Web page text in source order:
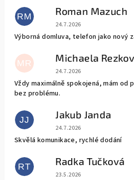
RM Roman Mazuch
Hodnocení obchodu je 5
24.7.2026
Výborná domluva, telefon jako nový
MR Michaela
Hodnocení obchodu je 5
24.7.2026
Vždy maximálně spokojená, mám od
bez problému.
JJ Jakub Janda
Hodnocení obchodu je 5
24.7.2026
Skvělá komunikace, rychlé dodání
RT Radka Tučková
Hodnocení obchodu je 5
23.5.2026